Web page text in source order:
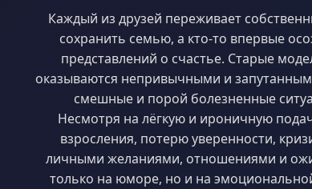
Каждый из друзей переживает
сохранить семью, а кто-то впервые
представлений о счастье. Старые
оказываются непривычными и
смешные и порой болезненные
Несмотря на лёгкую и ироничную
взросления, потерю уверенности,
личными желаниями, отношениями и
только на юморе, но и на